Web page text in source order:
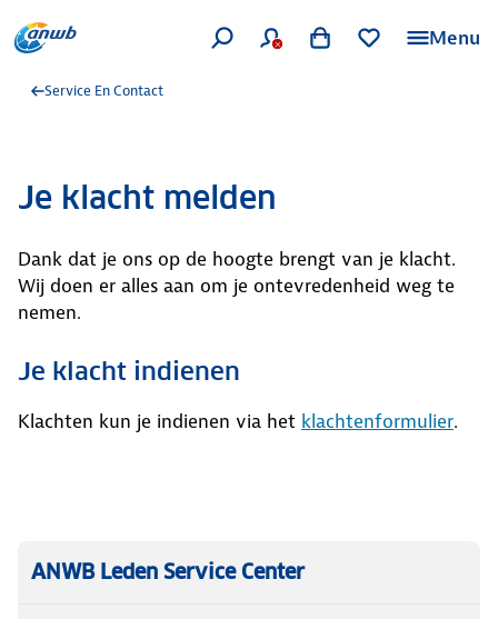
Menu
Service En Contact
Je klacht melden
Dank dat je ons op de hoogte brengt van je klacht.
Wij doen er alles aan om je ontevredenheid weg te
nemen.
Je klacht indienen
Klachten kun je indienen via het klachtenformulier.
ANWB Leden Service Center